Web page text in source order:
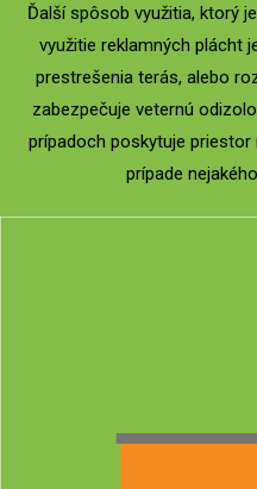
Ďalší spôsob využitia, ktorý
využitie reklamných plácht
prestrešenia terás, alebo
zabezpečuje veternú
prípadoch poskytuje priestor
prípade